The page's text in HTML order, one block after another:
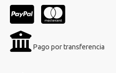
Pago por transferencia